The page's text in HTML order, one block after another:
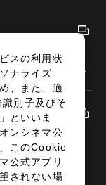
スの利用状
ナライズ
、また、適
別子及びそ
といいま
ンシネマ公
このCookie
公式アプリ
されない場